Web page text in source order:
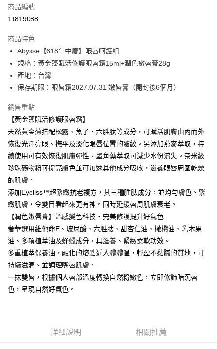
信用卡分期付款
合作金庫商業銀行
華南商業銀行
彰化商業銀行
上海商業儲蓄銀行
台北富邦商業銀行
國泰世華商業銀行
臺灣中小企業銀行
台中商業銀行
聯邦商業銀行
元大商業銀行
台新國際商業銀行
中國信託商業銀行
台灣樂天信用卡公司
6 期 0 利率 每期
華南商業銀行
彰化商業銀行
上海商業儲蓄銀行
國泰世華商業銀行
兆豐國際商業銀行
匯豐（台灣）商業銀行
聯邦商業銀行
元大商業銀行
永豐商業銀行
玉山商業銀行
星展（台灣）商業銀行
台灣樂天信用卡公司
超商取貨付款
LINE Pay
街口支付
悠遊付
全盈+PAY
運送方式
全家取貨付款
每筆NT$80，滿NT$2,000(含以上)免運費
付款後全家取貨
每筆NT$80，滿NT$2,000(含以上)免運費
7-11取貨付款
每筆NT$80，滿NT$2,000(含以上)免運費
商品編號
11819088
商品特色
Abysse【618年中慶】眼唇呵護組
規格：黃金藻賦活修護眼唇霜15ml+潤色嫩唇膏28g
產地：台灣
保存期限：眼唇霜2027.07.31 嫩唇膏（開封後6個月）
銷售重點
【黃金藻賦活修護眼唇霜】
天然黃金藻搭配松露、魚子、六胜肽等成分，可賦活肌膚由內而外
恢復光澤亮眼、撫平及淡化眼唇位置的皺紋。另添加燕麥萃取，持
續使用可有效恢復肌膚彈性。墨角藻萃取可減少水份流失。奈米級
珍珠礦物粉可提亮膚色並可加速其他成分吸收，滋養眼唇周圍乾燥
的肌膚。
添加Eyeliss™超緊緻抗老複方，其三種胜肽成分，並均勻膚色、緊
緻肌膚，令雙目看起來更有神。同時延緩唇周肌膚衰老。
【潤色嫩唇膏】溫感變色科技・完美修護提升好氣色
奢華選用維他命E、玻尿酸、六胜肽、甜杏仁油、橄欖油、乳木果
油、多項植萃油及蜂蠟成分，具滋養、緊緻柔軟功效。
多重植萃保養油，融化的熔點近人體體溫，輕盈不黏膩的質地，可
持續滋潤、並調理嘴唇肌膚。
一抹雙唇，根據個人唇部溫度轉換自然粉嫩色，立即修飾暗沉唇
色，呈現自然好氣色。
詳細說明 相關推薦